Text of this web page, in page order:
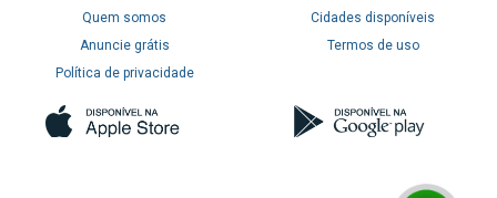
Quem somos
Anuncie grátis
Política de privacidade
Cidades disponíveis
Termos de uso